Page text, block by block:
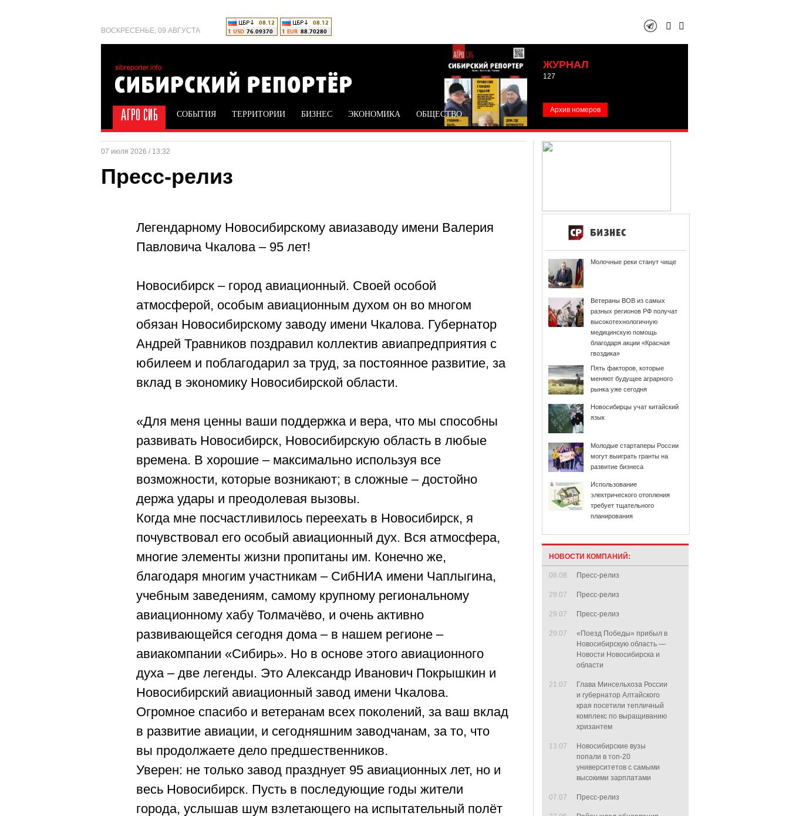
ВОСКРЕСЕНЬЕ, 09 АВГУСТА
ЖУРНАЛ
127
Архив номеров
СОБЫТИЯ ТЕРРИТОРИИ БИЗНЕС ЭКОНОМИКА ОБЩЕСТВО
07 июля 2026 / 13:32
Пресс-релиз
Легендарному Новосибирскому авиазаводу имени Валерия
Павловича Чкалова – 95 лет!
Новосибирск – город авиационный. Своей особой
атмосферой, особым авиационным духом он во многом
обязан Новосибирскому заводу имени Чкалова. Губернатор
Андрей Травников поздравил коллектив авиапредприятия с
юбилеем и поблагодарил за труд, за постоянное развитие, за
вклад в экономику Новосибирской области.
«Для меня ценны ваши поддержка и вера, что мы способны
развивать Новосибирск, Новосибирскую область в любые
времена. В хорошие – максимально используя все
возможности, которые возникают; в сложные – достойно
держа удары и преодолевая вызовы.
Когда мне посчастливилось переехать в Новосибирск, я
почувствовал его особый авиационный дух. Вся атмосфера,
многие элементы жизни пропитаны им. Конечно же,
благодаря многим участникам – СибНИА имени Чаплыгина,
учебным заведениям, самому крупному региональному
авиационному хабу Толмачёво, и очень активно
развивающейся сегодня дома – в нашем регионе –
авиакомпании «Сибирь». Но в основе этого авиационного
духа – две легенды. Это Александр Иванович Покрышкин и
Новосибирский авиационный завод имени Чкалова.
Огромное спасибо и ветеранам всех поколений, за ваш вклад
в развитие авиации, и сегодняшним заводчанам, за то, что
вы продолжаете дело предшественников.
Уверен: не только завод празднует 95 авиационных лет, но и
весь Новосибирск. Пусть в последующие годы жители
города, услышав шум взлетающего на испытательный полёт
Молочные реки станут чище
Ветераны ВОВ из самых
разных регионов РФ получат
высокотехнологичную
медицинскую помощь
благодаря акции «Красная
гвоздика»
Пять факторов, которые
меняют будущее аграрного
рынка уже сегодня
Новосибирцы учат китайский
язык
Молодые стартаперы России
могут выиграть гранты на
развитие бизнеса
Использование
электрического отопления
требует тщательного
планирования
НОВОСТИ КОМПАНИЙ:
08.08 Пресс-релиз
29.07 Пресс-релиз
29.07 Пресс-релиз
29.07
«Поезд Победы» прибыл в
Новосибирскую область —
Новости Новосибирска и
области
21.07
Глава Минсельхоза России
и губернатор Алтайского
края посетили тепличный
комплекс по выращиванию
хризантем
13.07
Новосибирские вузы
попали в топ-20
университетов с самыми
высокими зарплатами
07.07 Пресс-релиз